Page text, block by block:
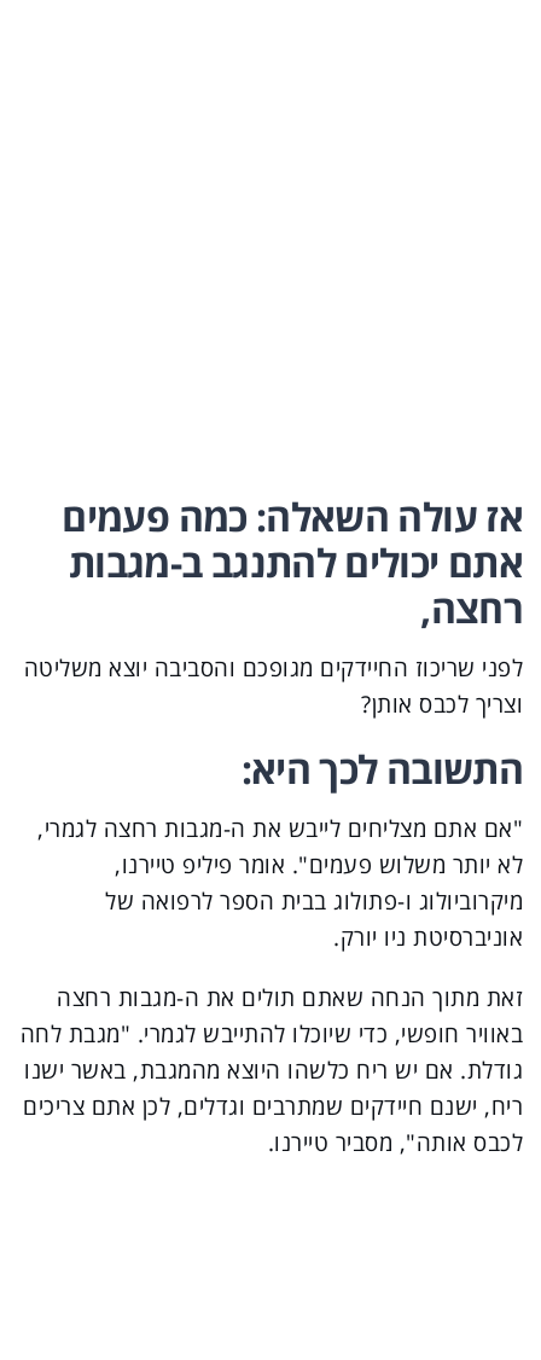
אז עולה השאלה: כמה פעמים
אתם יכולים להתנגב ב-מגבות
רחצה,
לפני שריכוז החיידקים מגופכם והסביבה יוצא משליטה
וצריך לכבס אותן?
התשובה לכך היא:
"אם אתם מצליחים לייבש את ה-מגבות רחצה לגמרי,
לא יותר משלוש פעמים". אומר פיליפ טיירנו,
מיקרוביולוג ו-פתולוג בבית הספר לרפואה של
אוניברסיטת ניו יורק.
זאת מתוך הנחה שאתם תולים את ה-מגבות רחצה
באוויר חופשי, כדי שיוכלו להתייבש לגמרי. "מגבת לחה
גודלת. אם יש ריח כלשהו היוצא מהמגבת, באשר ישנו
ריח, ישנם חיידקים שמתרבים וגדלים, לכן אתם צריכים
לכבס אותה", מסביר טיירנו.